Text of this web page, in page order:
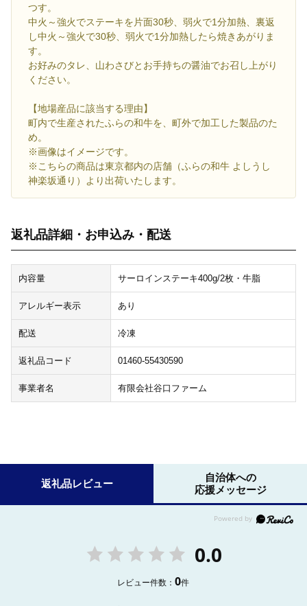
つす。
中火～強火でステーキを片面30秒、弱火で1分加熱、裏返
し中火～強火で30秒、弱火で1分加熱したら焼きあがりま
す。
お好みのタレ、山わさびとお手持ちの醤油でお召し上がり
ください。
【地場産品に該当する理由】
町内で生産されたふらの和牛を、町外で加工した製品のた
め。
※画像はイメージです。
※こちらの商品は東京都内の店舗（ふらの和牛 よしうし
神楽坂通り）より出荷いたします。
返礼品詳細・お申込み・配送
内容量 サーロインステーキ400g/2枚・牛脂
アレルギー表示 あり
配送 冷凍
返礼品コード 01460-55430590
事業者名 有限会社谷口ファーム
返礼品レビュー
自治体への
応援メッセージ
0.0
レビュー件数：0件